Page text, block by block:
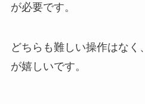
が必要です。
どちらも難しい操作はなく、
が嬉しいです。